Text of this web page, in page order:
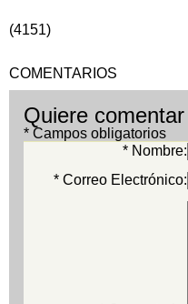
(4151)
COMENTARIOS
Quiere
* Campos obligatorios
* Nombre:
* Correo Electrónico: